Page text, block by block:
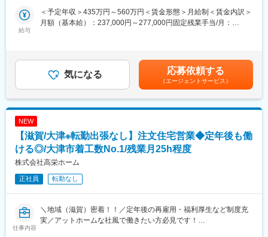
／建築確認申請／電気配線図や外構図の打合せと図面作成／お客
様との打合せ及びご提案などの各工程を一貫した対応いただきま
務を効率的・効果的に進められます。業務に集中できる環境で
す。
■配属先情報：設計部門は、係長1名（30代）、主任1名（30
り、昇給や昇格も公平性高く実施しています。※キャリアアップ制
度…定性評価を半年に一度実施しており、しっかりと給与や 役職
に反映しています。自己評価と上長の評価を照らし合わせる為、
・サンクスカードを渡し合ったり、BBQ、ボウリング大会、運動
での催しなど）を毎年実施
■施工品質：当社は検査会社「ホームリサーチ」の検査で、施工精
給与
＜予定年収＞435万円～560万円＜賃金形態＞月給制＜賃金内訳＞
月額（基本給）：237,000円～277,000円固定残業手当/月：
別途担当物件ごとにインセンティブあり■賞与：年2回（過去実績
3ヶ月分）■昇給：あり賃金はあくまでも目安の金額であり、選考
を通じて上下する可能性があります。月給(月額)は固定手当を含め
た表記です。
気になる 応募依頼する
（エージェントサービス）
NEW
【滋賀/大津※転勤出張なし】注文住宅営業◆定年後も働
ける◎/大津市着工数No.1/残業月25h程度
株式会社高栄ホーム
正社員 転勤なし
仕事内容
＼地域（滋賀）密着！！／定年後の再雇用・福利厚生など制度充
実／アットホームな社風で働きたい方必見です！